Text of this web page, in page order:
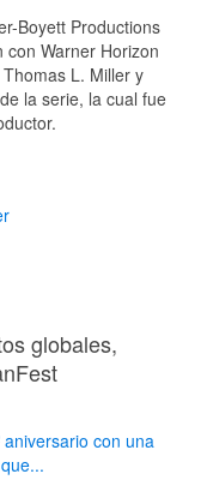
Boyett Productions
con Warner Horizon
L. Miller y
la serie, la cual fue
globales,
con una